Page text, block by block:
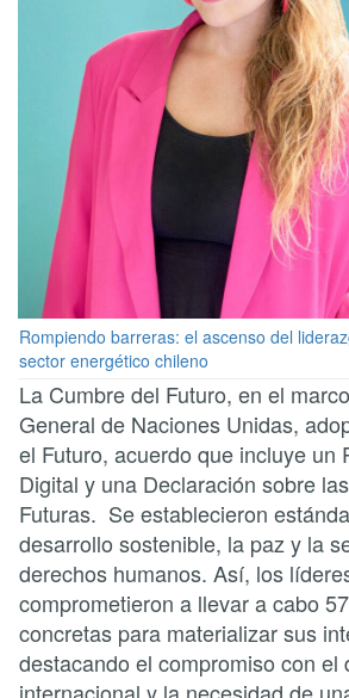
Rompiendo barreras: el ascenso del
sector energético chileno
La Cumbre del Futuro, en el
General de Naciones Unidas,
el Futuro, acuerdo que incluye un
Digital y una Declaración sobre
Futuras. Se establecieron
desarrollo sostenible, la paz y la
derechos humanos. Así, los
comprometieron a llevar a cabo
concretas para materializar sus
destacando el compromiso con el